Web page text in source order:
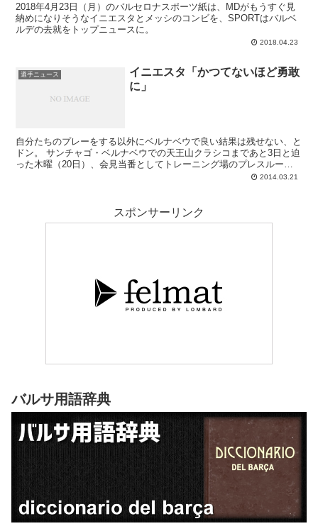
2018年4月23日（月）のバルセロナスポーツ紙は、MDがもうすぐ見
納めになりそうなイニエスタとメッシのコンビを、SPORTはバルベ
ルデの去就をトップニュースに。
2018.04.23
選手ニュース
イニエスタ「かつてないほど勇敢
に」
自分たちのプレーをする以外にベルナベウで良い結果は残せない、と
ドン。 サンチャゴ・ベルナベウでの天王山クラシコまであと3日と迫
った木曜（20日）、会見当番としてトレーニング場のプレスルーム
へと登場したのはドン・アンドレス・イニエスタであり... 2014.03.21
スポンサーリンク
バルサ用語辞典